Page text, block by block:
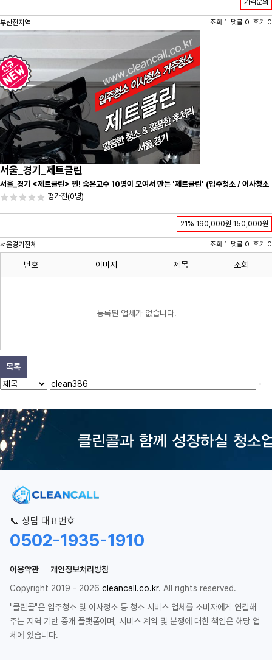
가격문의
부산전지역 조회 1 댓글 0 후기 0
서울_경기_제트클린
서울_경기 <제트클린> 찐! 숨은고수 10명이 모여서 만든 '제트클린' (입주청소 / 이사청소
/ 줄눈시공) 항상 꼼꼼하게 친절하게 응대하겠습니다^-^
평가전(0명)
21% 190,000원 150,000원
서울경기전체 조회 1 댓글 0 후기 0
번호 이미지 제목 조회
등록된 업체가 없습니다.
목록
📞 상담 대표번호
0502-1935-1910
이용약관
개인정보처리방침
Copyright 2019 - 2026 cleancall.co.kr. All rights reserved.
"클린콜"은 입주청소 및 이사청소 등 청소 서비스 업체를 소비자에게 연결해
주는 지역 기반 중개 플랫폼이며, 서비스 계약 및 분쟁에 대한 책임은 해당 업
체에 있습니다.